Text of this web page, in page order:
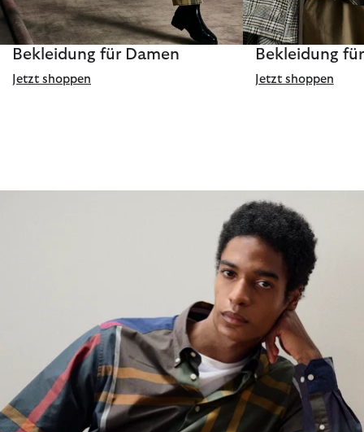
Bekleidung für Damen
Jetzt shoppen
Bekleidung
Jetzt shoppen